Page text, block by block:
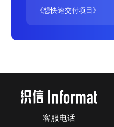
《想快速交付项目》
客服电话